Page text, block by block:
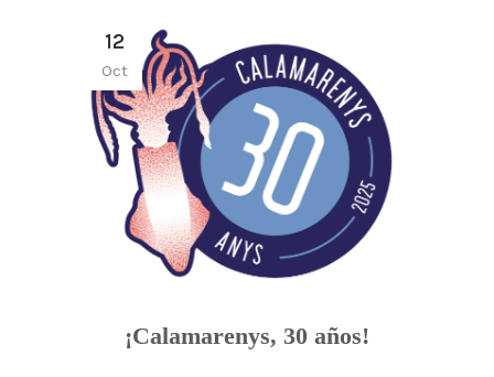
12
Oct
¡Calamarenys, 30 años!